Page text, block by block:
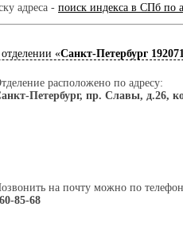
адреса - поиск индекса в СПб по
«Санкт-Петербург 192071
расположено по адресу:
Петербург, пр. Славы, д.26,
на почту можно по
85-68